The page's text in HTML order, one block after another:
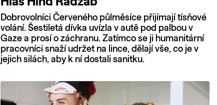
Dobrovolníci Červeného půlměsíce přijímají tísňové
volání. Šestiletá dívka uvízla v autě pod palbou v
Gaze a prosí o záchranu. Zatímco se ji humanitární
pracovníci snaží udržet na lince, dělají vše, co je v
jejich silách, aby k ní dostali sanitku.